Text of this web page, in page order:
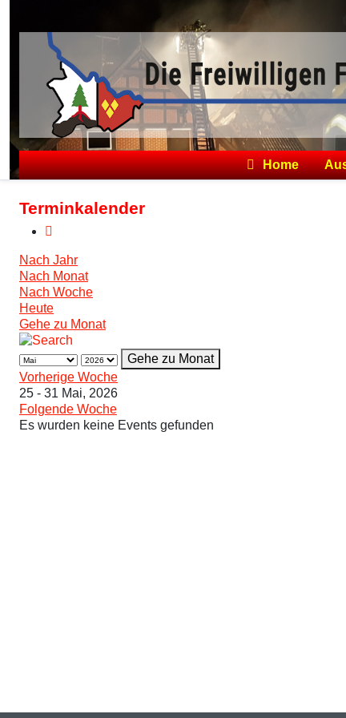
Home
Terminkalender
Nach Jahr
Nach Monat
Nach Woche
Heute
Gehe zu Monat
Gehe zu Monat
Vorherige Woche
25 - 31 Mai, 2026
Folgende Woche
Es wurden keine Events gefunden